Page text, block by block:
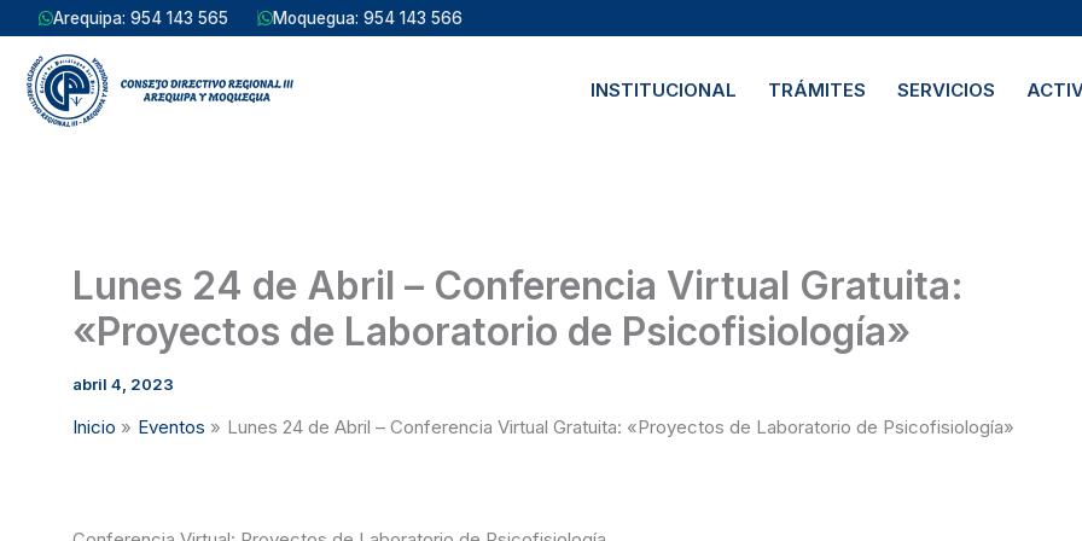
al
contenido
Arequipa: 954 143 565 Moquegua: 954 143 566
INSTITUCIONAL TRÁMITES SERVICIOS
Lunes 24 de Abril – Conferencia Virtual Gratuita:
«Proyectos de Laboratorio de Psicofisiología»
abril 4, 2023
Inicio Eventos Lunes 24 de Abril – Conferencia Virtual Gratuita: «Proyectos de Laboratorio de Psicofisiología»